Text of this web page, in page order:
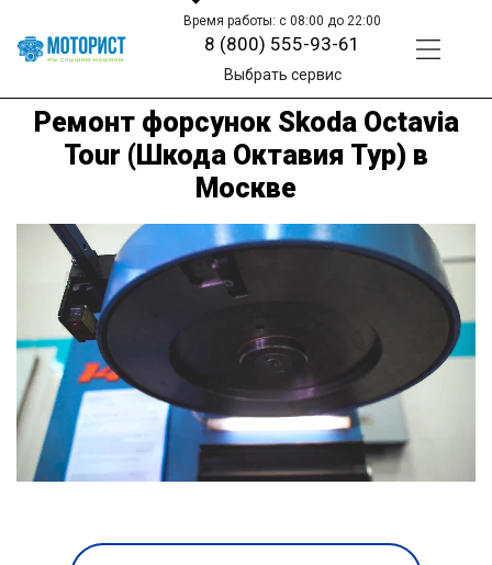
Время работы: с 08:00 до 22:00
8 (800) 555-93-61
Выбрать сервис
Ремонт форсунок Skoda Octavia
Tour (Шкода Октавия Тур) в
Москве